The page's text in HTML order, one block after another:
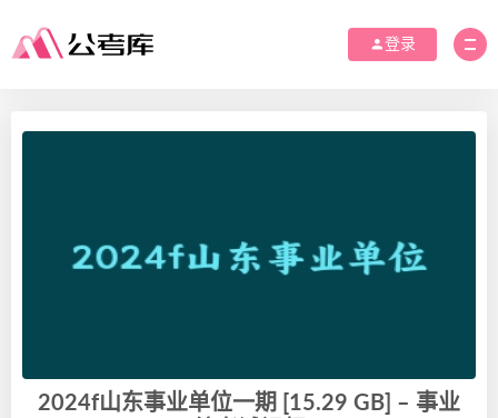
登录
2024f山东事业单位一期 [15.29 GB] – 事业